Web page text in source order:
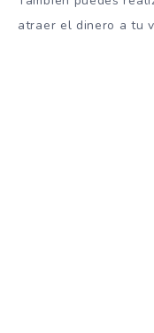
atraer el dinero a tu